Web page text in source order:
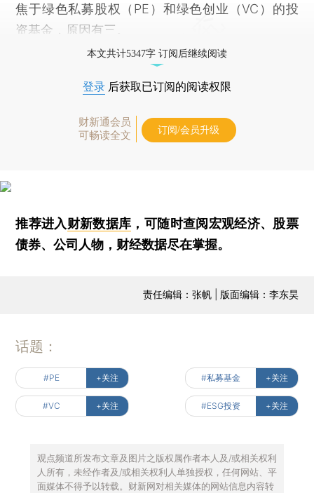
焦于绿色私募股权（PE）和绿色创业（VC）的投
资基金，原因有三。
本文共计5347字 订阅后继续阅读
登录 后获取已订阅的阅读权限
财新通会员
可畅读全文
订阅/会员升级
推荐进入财新数据库 ，可随时查阅宏观经济、股票
债券、公司人物，财经数据尽在掌握。
责任编辑：张帆 | 版面编辑：李东昊
话题：
#PE +关注 #私募基金 +关注
#VC +关注 #ESG投资 +关注
观点频道所发布文章及图片之版权属作者本人及/或相关权利
人所有，未经作者及/或相关权利人单独授权，任何网站、平
面媒体不得予以转载。财新网对相关媒体的网站信息内容转